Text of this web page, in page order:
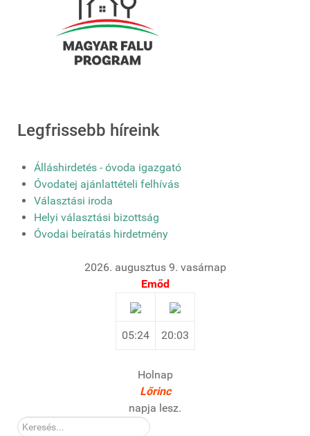
Legfrissebb híreink
Álláshirdetés - óvoda igazgató
Óvodatej ajánlattételi felhívás
Választási iroda
Helyi választási bizottság
Óvodai beíratás hirdetmény
2026. augusztus 9. vasárnap
Emőd
05:24 20:03
Holnap
Lőrinc
napja lesz.
Kereső: